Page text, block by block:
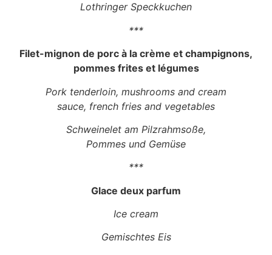
Lothringer Speckkuchen
***
Filet-mignon de porc à la crème et champignons,
pommes frites et légumes
Pork tenderloin, mushrooms and cream
sauce, french fries and vegetables
Schweinelet am Pilzrahmsoße,
Pommes und Gemüse
***
Glace deux parfum
Ice cream
Gemischtes Eis